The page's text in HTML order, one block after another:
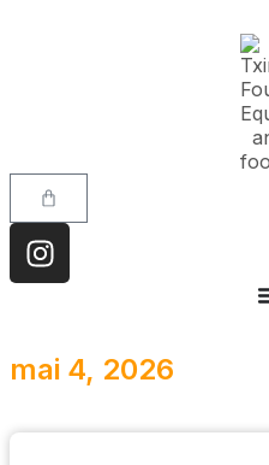
mai 4, 2026